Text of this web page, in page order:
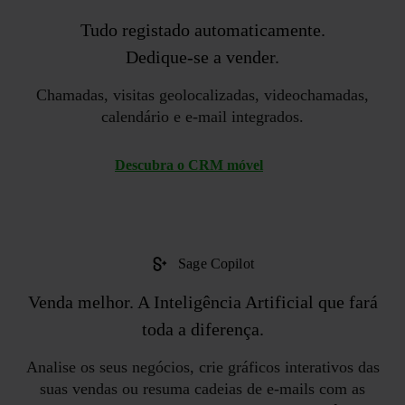
Tudo registado automaticamente.
Dedique-se a vender.
Chamadas, visitas geolocalizadas, videochamadas,
calendário e e-mail integrados.
Descubra o CRM móvel
Sage Copilot
Venda melhor. A Inteligência Artificial que fará
toda a diferença.
Analise os seus negócios, crie gráficos interativos das
suas vendas ou resuma cadeias de e-mails com as